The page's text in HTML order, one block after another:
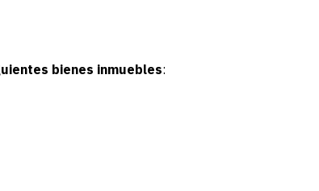
bienes inmuebles: